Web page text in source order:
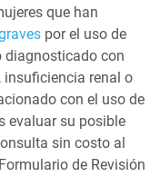
que han
por el uso de
diagnosticado con
insuficiencia renal o
con el uso de
evaluar su posible
sin costo al
de Revisión